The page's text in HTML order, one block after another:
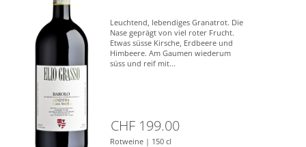
Leuchtend, lebendiges Granatrot. Die
Nase geprägt von viel roter Frucht.
Etwas süsse Kirsche, Erdbeere und
Himbeere. Am Gaumen wiederum
süss und reif mit...
CHF 199.00
Rotweine | 150 cl